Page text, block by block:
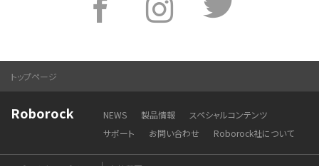
トップページ
Roborock NEWS 製品情報
スペシャルコンテンツ
サポート
お問い合わせ Roborock社について